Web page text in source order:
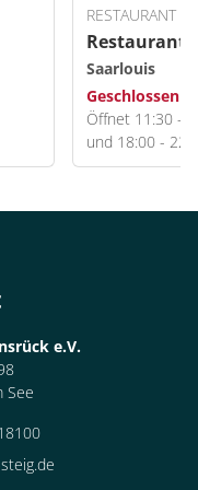
RESTAURANT
Restaurant
Saarlouis
Geschlossen
Öffnet 11:30 -
und 18:00 -
e.V.
See